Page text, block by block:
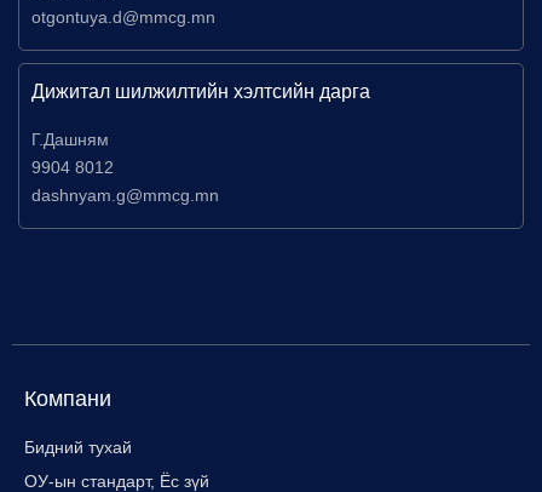
otgontuya.d@mmcg.mn
Дижитал шилжилтийн хэлтсийн дарга
Г.Дашням
9904 8012
dashnyam.g@mmcg.mn
Компани
Бидний тухай
ОУ-ын стандарт, Ёс зүй